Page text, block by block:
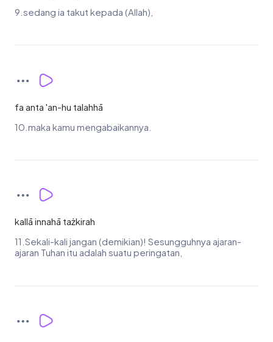
9.sedang ia takut kepada (Allah),
fa anta 'an-hu talahhā
10.maka kamu mengabaikannya.
kallā innahā tażkirah
11.Sekali-kali jangan (demikian)! Sesungguhnya ajaran-
ajaran Tuhan itu adalah suatu peringatan,